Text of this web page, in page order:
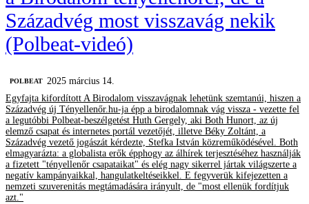
Századvég most visszavág nekik
(Polbeat-videó)
‎POLBEAT 2025 március 14.
Egyfajta kifordított A Birodalom visszavágnak lehetünk szemtanúi, hiszen a
Századvég új Tényellenőr.hu-ja épp a birodalomnak vág vissza - vezette fel
a legutóbbi Polbeat-beszélgetést Huth Gergely, aki Both Hunort, az új
elemző csapat és internetes portál vezetőjét, illetve Béky Zoltánt, a
Századvég vezető jogászát kérdezte, Stefka István közreműködésével. Both
elmagyarázta: a globalista erők épphogy az álhírek terjesztéséhez használják
a fizetett "tényellenőr csapataikat" és elég nagy sikerrel jártak világszerte a
negatív kampányaikkal, hangulatkeltéseikkel. E fegyverük kifejezetten a
nemzeti szuverenitás megtámadására irányult, de "most ellenük fordítjuk
azt."